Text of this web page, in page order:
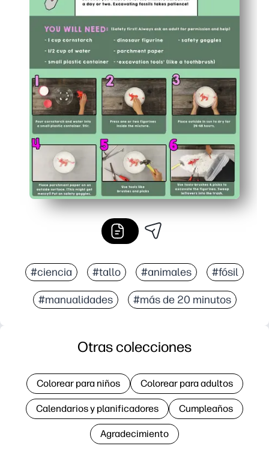
#ciencia #tallo #animales #fósil
#manualidades #más de 20 minutos
Otras colecciones
Colorear para niños Colorear para adultos
Calendarios y planificadores Cumpleaños
Agradecimiento